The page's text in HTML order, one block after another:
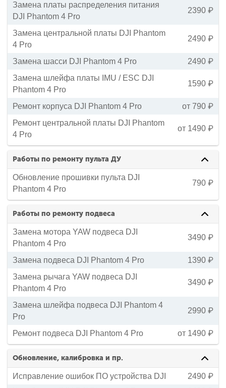
Замена платы распределения питания
DJI Phantom 4 Pro
2390 ₽
Замена центральной платы DJI Phantom
4 Pro
2490 ₽
Замена шасси DJI Phantom 4 Pro
2490 ₽
Замена шлейфа платы IMU / ESC DJI
Phantom 4 Pro
1590 ₽
Ремонт корпуса DJI Phantom 4 Pro
от 790 ₽
Ремонт центральной платы DJI Phantom
4 Pro
от 1490 ₽
Работы по ремонту пульта ДУ
Обновление прошивки пульта DJI
Phantom 4 Pro
790 ₽
Работы по ремонту подвеса
Замена мотора YAW подвеса DJI
Phantom 4 Pro
3490 ₽
Замена подвеса DJI Phantom 4 Pro
1390 ₽
Замена рычага YAW подвеса DJI
Phantom 4 Pro
3490 ₽
Замена шлейфа подвеса DJI Phantom 4
Pro
2990 ₽
Ремонт подвеса DJI Phantom 4 Pro от 1490 ₽
Обновление, калибровка и пр.
Исправление ошибок ПО устройства DJI
2490 ₽